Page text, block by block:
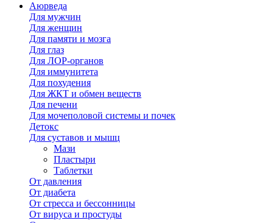
Аюрведа
Для мужчин
Для женщин
Для памяти и мозга
Для глаз
Для ЛОР-органов
Для иммунитета
Для похудения
Для ЖКТ и обмен веществ
Для печени
Для мочеполовой системы и почек
Детокс
Для суставов и мышц
Мази
Пластыри
Таблетки
От давления
От диабета
От стресса и бессонницы
От вируса и простуды